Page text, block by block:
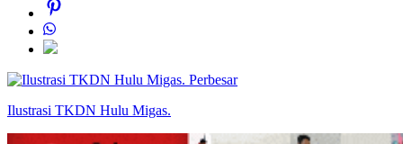
Perbesar
Ilustrasi TKDN Hulu Migas.